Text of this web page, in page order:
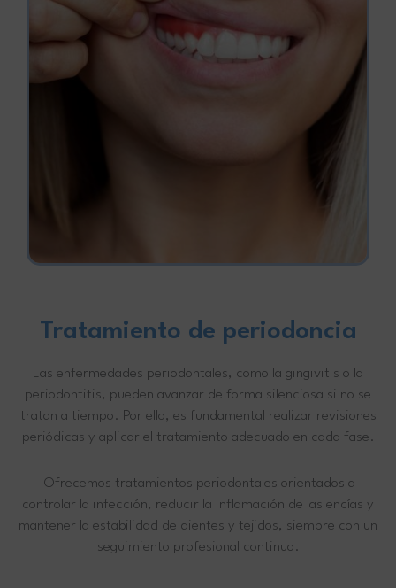
Tratamiento de periodoncia
Las enfermedades periodontales, como la gingivitis o la
periodontitis, pueden avanzar de forma silenciosa si no se
tratan a tiempo. Por ello, es fundamental realizar revisiones
periódicas y aplicar el tratamiento adecuado en cada fase.
Ofrecemos tratamientos periodontales orientados a
controlar la infección, reducir la inflamación de las encías y
mantener la estabilidad de dientes y tejidos, siempre con un
seguimiento profesional continuo.